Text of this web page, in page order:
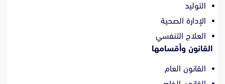
التوليد
الإدارة الصحية
العلاج التنفسي
القانون وأقسامها
القانون العام